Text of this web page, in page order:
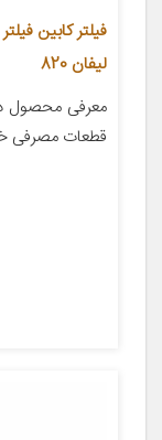
لیفان 820
معرفی محصول
قطعات مصرفی